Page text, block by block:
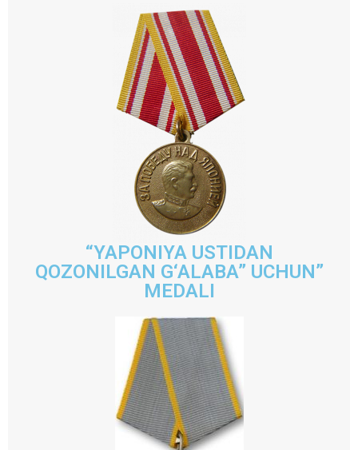
“YAPONIYA USTIDAN
QOZONILGAN G‘ALABA” UCHUN”
MEDALI